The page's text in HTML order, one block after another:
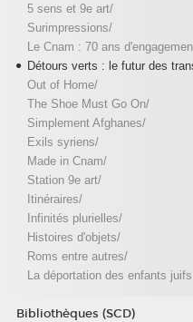
5 sens et 9e art/
Surimpressions/
Le Cnam : 70 ans
Détours verts : le futur des
Out of Home/
The Shoe Must Go On/
Simplement Afghanes/
Exils syriens/
Made in Cnam/
Station 9e art/
Itinéraires/
Infinités plurielles/
Histoires d'objets/
Roms entre autres/
La déportation des enfants
Bibliothèques (SCD)